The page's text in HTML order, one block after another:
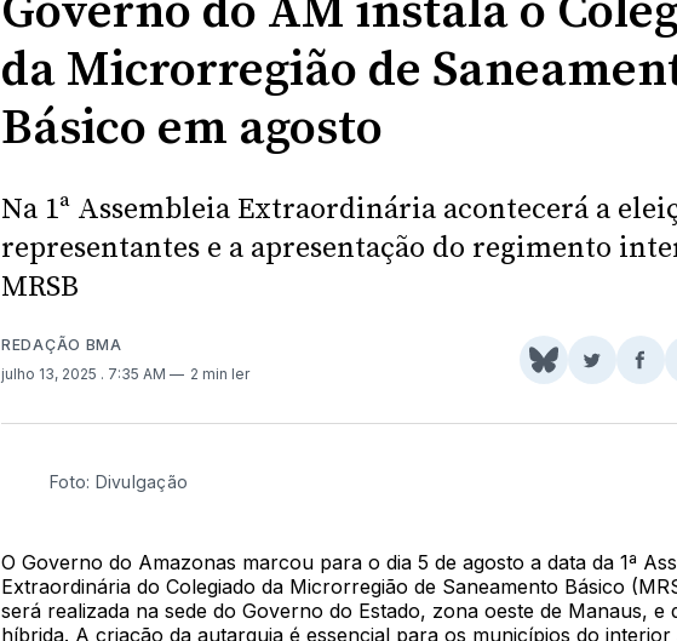
da Microrregião de
Básico em agosto
Na 1ª Assembleia Extraordinária acontecerá a
representantes e a apresentação do regimento
MRSB
REDAÇÃO BMA
julho 13, 2025 . 7:35 AM 2 min ler
Share
BlueSkyTwitter
Foto: Divulgação
O Governo do Amazonas marcou para o dia 5 de agosto a data da 1ª
Extraordinária do Colegiado da Microrregião de Saneamento Básico
será realizada na sede do Governo do Estado, zona oeste de Manaus, e
híbrida. A criação da autarquia é essencial para os municípios do